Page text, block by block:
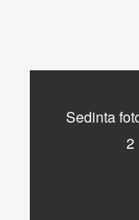
Sedinta
2